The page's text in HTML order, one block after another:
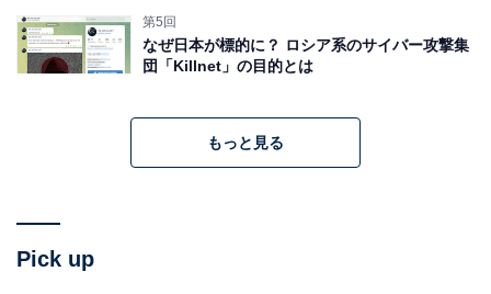
第5回
なぜ日本が標的に？ ロシア系のサイバー攻撃集
団「Killnet」の目的とは
もっと見る
Pick up